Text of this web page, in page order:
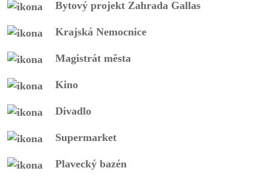
Bytový projekt Zahrada Gallas
Krajská Nemocnice
Magistrát města
Kino
Divadlo
Supermarket
Plavecký bazén